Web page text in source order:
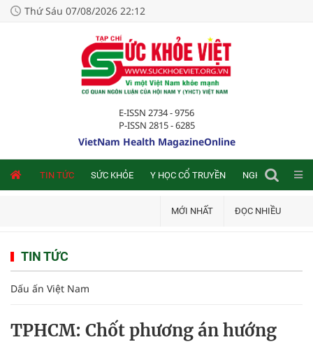
Thứ Sáu 07/08/2026 22:12
E-ISSN 2734 - 9756
P-ISSN 2815 - 6285
VietNam Health MagazineOnline
TIN TỨC SỨC KHỎE Y HỌC CỔ TRUYỀN NGHIÊN CỨU
MỚI NHẤT ĐỌC NHIỀU
TIN TỨC
Dấu ấn Việt Nam
TPHCM: Chốt phương án hướng